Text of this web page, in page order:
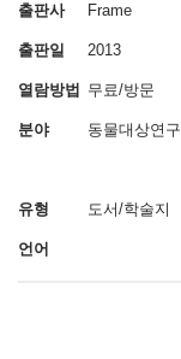
출판사 Frame
출판일 2013
열람방법 무료/방문
분야 동물대상연구
유형 도서/학술지
언어